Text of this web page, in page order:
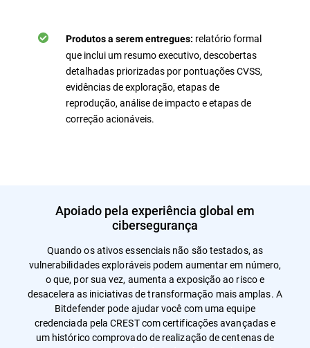
Produtos a serem entregues: relatório formal
que inclui um resumo executivo, descobertas
detalhadas priorizadas por pontuações CVSS,
evidências de exploração, etapas de
reprodução, análise de impacto e etapas de
correção acionáveis.
Apoiado pela experiência global em
cibersegurança
Quando os ativos essenciais não são testados, as
vulnerabilidades exploráveis podem aumentar em número,
o que, por sua vez, aumenta a exposição ao risco e
desacelera as iniciativas de transformação mais amplas. A
Bitdefender pode ajudar você com uma equipe
credenciada pela CREST com certificações avançadas e
um histórico comprovado de realização de centenas de